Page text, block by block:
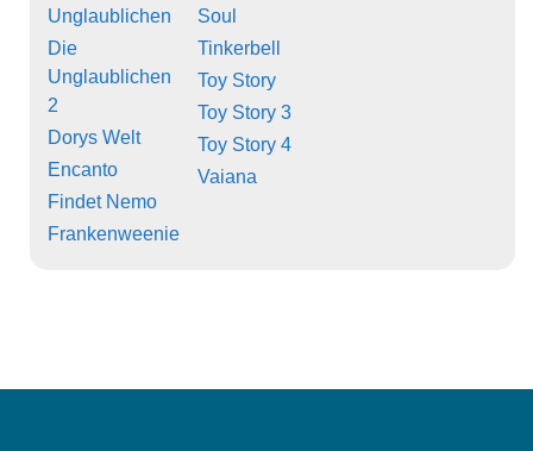
Unglaublichen
Die
Unglaublichen
2
Dorys Welt
Encanto
Findet Nemo
Frankenweenie
Soul
Tinkerbell
Toy Story
Toy Story 3
Toy Story 4
Vaiana